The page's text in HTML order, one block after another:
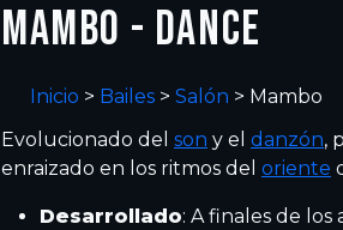
MAMBO - DANCE
Inicio > Bailes > Salón > Mambo
Evolucionado del son y el danzón,
enraizado en los ritmos del oriente
Desarrollado: A finales de los